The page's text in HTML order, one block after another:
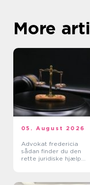
More
05. August 2026
Advokat fredericia
sådan finder du den
rette juridiske hjælp